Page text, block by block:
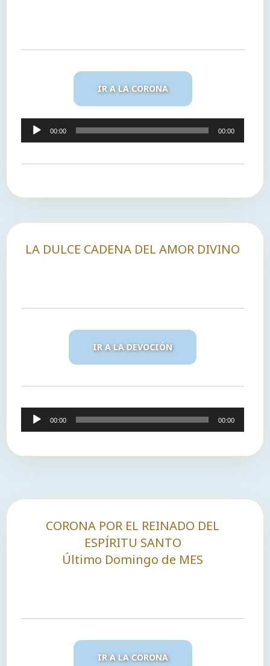
IR A LA CORONA
Reproductor
de
00:00 00:00
LA DULCE CADENA DEL AMOR DIVINO
IR A LA DEVOCIÓN
Reproductor
de
00:00 00:00
CORONA POR EL REINADO DEL
ESPÍRITU SANTO
Último Domingo de MES
IR A LA CORONA